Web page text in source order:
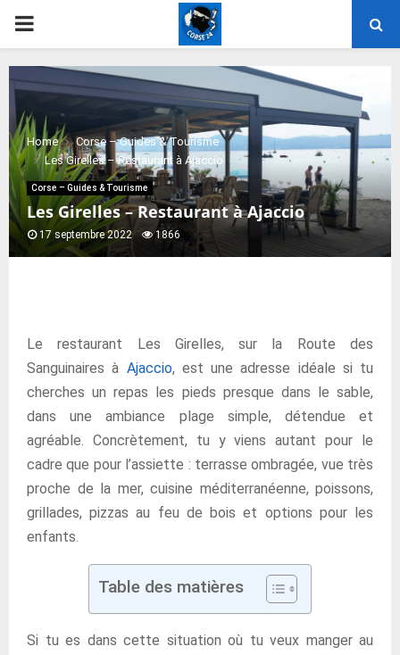
PRIMARY
MENU
Home
Corse – Guides & Tourisme
Les Girelles – Restaurant à Ajaccio
Corse – Guides & Tourisme
Les Girelles – Restaurant à Ajaccio
17 septembre 2022 1866
Le restaurant Les Girelles, sur la Route des
Sanguinaires à Ajaccio, est une adresse idéale si tu
cherches un repas les pieds presque dans le sable,
dans une ambiance plage simple, détendue et
agréable. Concrètement, tu y viens autant pour le
cadre que pour l’assiette : terrasse ombragée, vue très
proche de la mer, cuisine méditerranéenne, poissons,
grillades, pizzas au feu de bois et options pour les
enfants.
Table des matières
Si tu es dans cette situation où tu veux manger au